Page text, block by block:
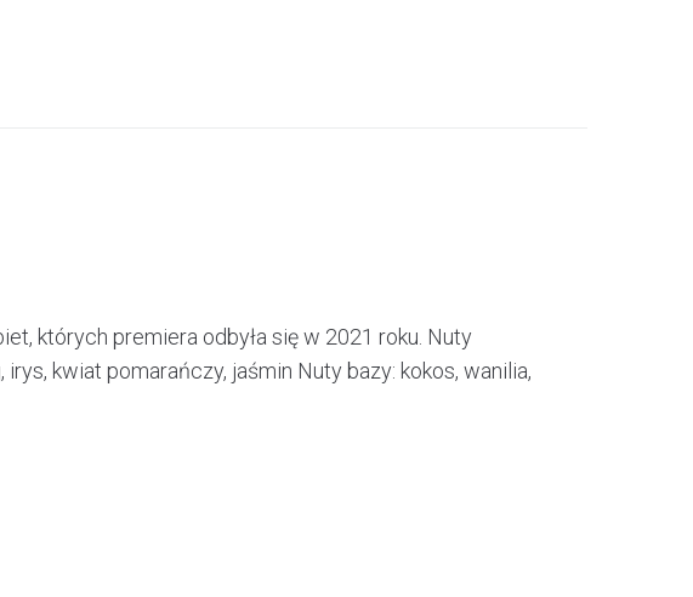
których premiera odbyła się w 2021 roku. Nuty
kwiat pomarańczy, jaśmin Nuty bazy: kokos, wanilia,